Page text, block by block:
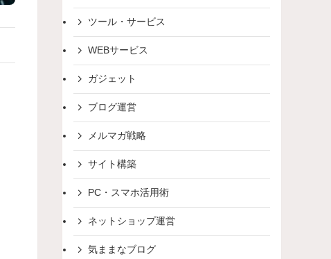
ツール・サービス
WEBサービス
ガジェット
ブログ運営
メルマガ戦略
サイト構築
PC・スマホ活用術
ネットショップ運営
気ままなブログ